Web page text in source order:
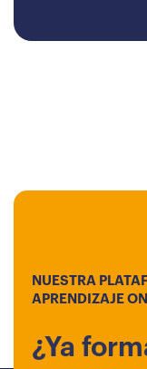
NUESTRA
APRENDIZAJE
¿Ya